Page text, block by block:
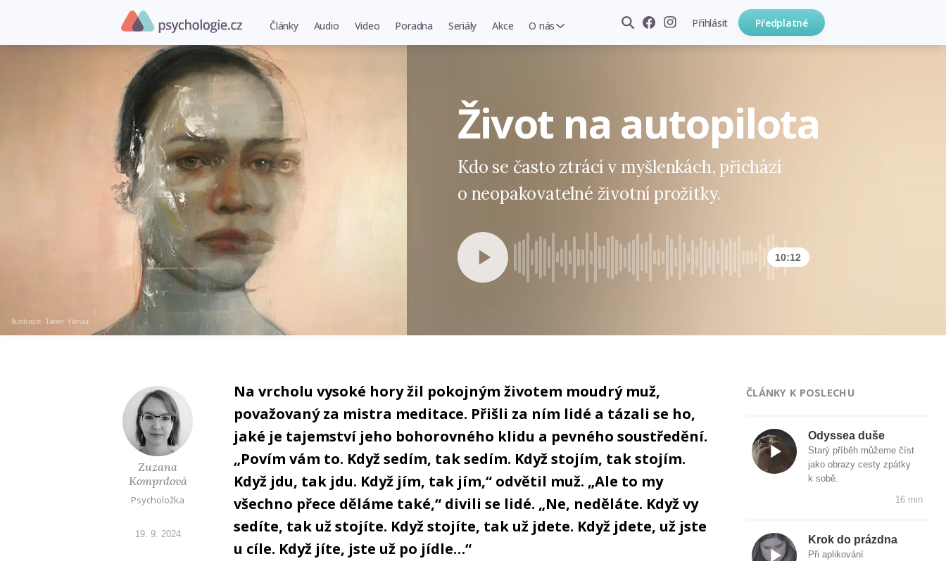
Články Audio Video Poradna Seriály Akce O nás Přihlásit Předplatné
Ilustrace: Taner Yilmaz
Život na autopilota
Kdo se často ztrácí v myšlenkách, přichází
o neopakovatelné životní prožitky.
10:12
Zuzana
Komprdová
Psycholožka
19. 9. 2024
Na vrcholu vysoké hory žil pokojným životem moudrý muž,
považovaný za mistra meditace. Přišli za ním lidé a tázali se ho,
jaké je tajemství jeho bohorovného klidu a pevného soustředění.
„Povím vám to. Když sedím, tak sedím. Když stojím, tak stojím.
Když jdu, tak jdu. Když jím, tak jím,“ odvětil muž. „Ale to my
všechno přece děláme také,“ divili se lidé. „Ne, neděláte. Když vy
sedíte, tak už stojíte. Když stojíte, tak už jdete. Když jdete, už jste
u cíle. Když jíte, jste už po jídle…“
ČLÁNKY K POSLECHU
Odyssea duše
Starý příběh můžeme číst
jako obrazy cesty zpátky
k sobě.
16 min
Krok do prázdna
Při aplikování